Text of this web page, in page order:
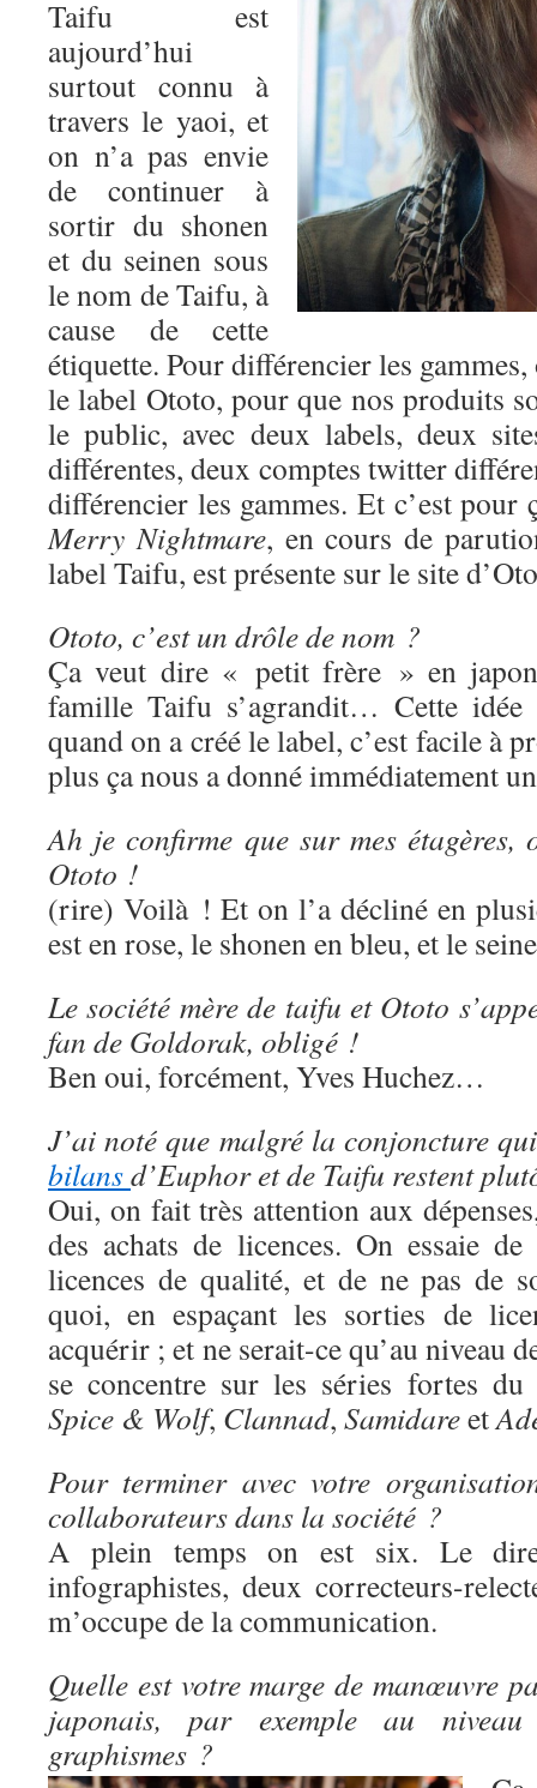
Taifu est
aujourd’hui
surtout connu à
travers le yaoi, et
on n’a pas envie
de continuer à
sortir du shonen
et du seinen sous
le nom de Taifu, à
cause de cette
étiquette. Pour différencier les
le label Ototo, pour que nos produits
le public, avec deux labels, deux
différentes, deux comptes twitter
différencier les gammes. Et c’est pour
Merry Nightmare, en cours de
label Taifu, est présente sur le site
Ototo, c’est un drôle de nom ?
Ça veut dire « petit frère » en
famille Taifu s’agrandit… Cette idée
quand on a créé le label, c’est facile à
plus ça nous a donné immédiatement
Ah je confirme que sur mes
Ototo !
(rire) Voilà ! Et on l’a décliné en
est en rose, le shonen en bleu, et le
Le société mère de taifu et Ototo
fan de Goldorak, obligé !
Ben oui, forcément, Yves Huchez…
J’ai noté que malgré la conjoncture
bilansd’Euphor et de Taifu restent
Oui, on fait très attention aux
des achats de licences. On essaie
licences de qualité, et de ne pas de
quoi, en espaçant les sorties de
acquérir ; et ne serait-ce qu’au niveau
se concentre sur les séries fortes du
Spice & Wolf, Clannad, Samidareet
Pour terminer avec votre
collaborateurs dans la société ?
A plein temps on est six. Le
infographistes, deux correcteurs-
m’occupe de la communication.
Quelle est votre marge de manœuvre
japonais, par exemple au
graphismes ?